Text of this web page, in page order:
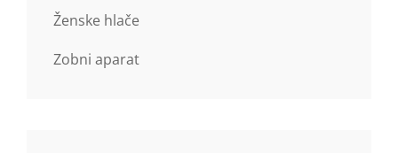
Ženske hlače
Zobni aparat